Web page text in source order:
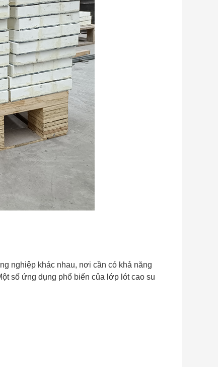
nghiệp khác nhau, nơi cần có khả năng
số ứng dụng phổ biến của lớp lót cao su